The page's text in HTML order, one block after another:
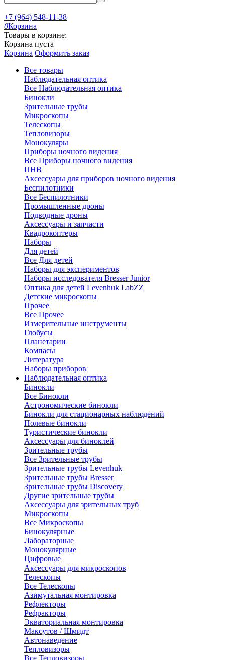
+7 (964) 548-11-38
0Корзина
Товары в корзине:
Корзина пуста
Корзина Оформить заказ
Все товары
Наблюдательная оптика
Все Наблюдательная оптика
Бинокли
Зрительные трубы
Микроскопы
Телескопы
Тепловизоры
Монокуляры
Приборы ночного видения
Все Приборы ночного видения
ПНВ
Аксессуары для приборов ночного видения
Беспилотники
Все Беспилотники
Промышленные дроны
Подводные дроны
Аксессуары и запчасти
Квадрокоптеры
Наборы
Для детей
Все Для детей
Наборы для экспериментов
Наборы исследователя Bresser Junior
Оптика для детей Levenhuk LabZZ
Детские микроскопы
Прочее
Все Прочее
Измерительные инструменты
Глобусы
Планетарии
Компасы
Литература
Наборы приборов
Наблюдательная оптика
Бинокли
Все Бинокли
Астрономические бинокли
Бинокли для стационарных наблюдений
Полевые бинокли
Туристические бинокли
Аксессуары для биноклей
Зрительные трубы
Все Зрительные трубы
Зрительные трубы Levenhuk
Зрительные трубы Bresser
Зрительные трубы Discovery
Другие зрительные трубы
Аксессуары для зрительных труб
Микроскопы
Все Микроскопы
Бинокулярные
Лабораторные
Монокулярные
Цифровые
Аксессуары для микроскопов
Телескопы
Все Телескопы
Азимутальная монтировка
Рефлекторы
Рефракторы
Экваториальная монтировка
Максутов / Шмидт
Автонаведение
Тепловизоры
Все Тепловизоры